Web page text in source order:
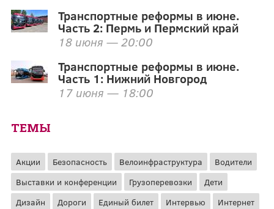
Транспортные реформы в июне.
Часть 2: Пермь и Пермский край
18 июня — 20:00
Транспортные реформы в июне.
Часть 1: Нижний Новгород
17 июня — 18:00
ТЕМЫ
Акции Безопасность Велоинфраструктура
Водители
Выставки и конференции
Грузоперевозки
Дети
Дизайн
Дороги Единый билет Интервью Интернет